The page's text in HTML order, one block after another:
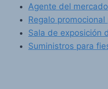
Agente del
Regalo
Sala de exposición
Suministros para